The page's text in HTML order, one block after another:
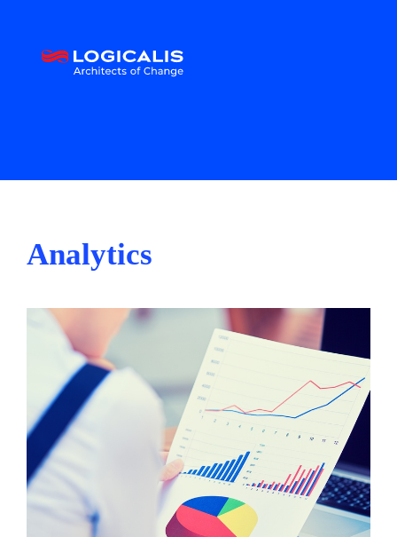
Analytics